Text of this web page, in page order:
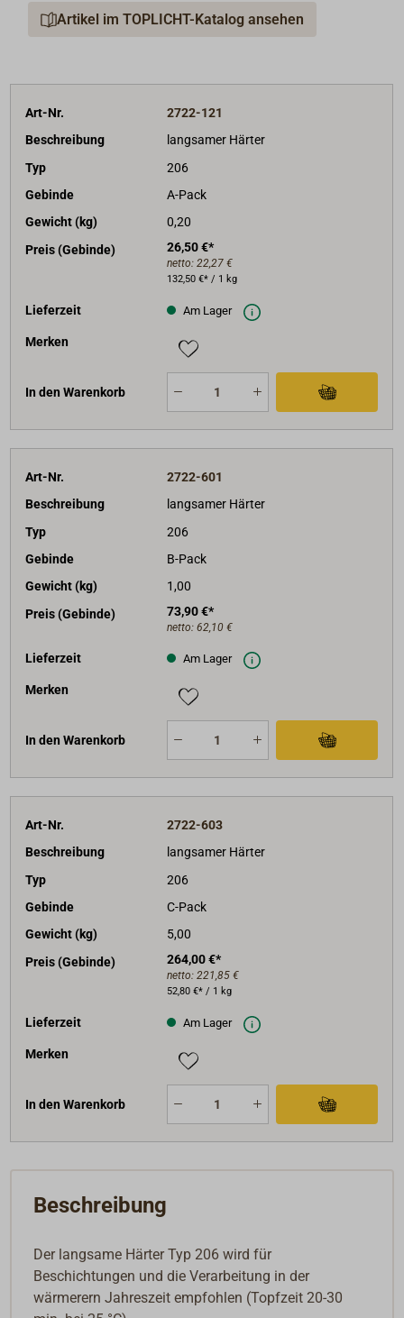
Artikel im TOPLICHT-Katalog ansehen
Art-Nr.
2722-121
Beschreibung
langsamer Härter
Typ
206
Gebinde
A-Pack
Gewicht (kg)
0,20
Preis (Gebinde)
26,50 €*
netto: 22,27 €
132,50 €* / 1 kg
Lieferzeit Am Lager
Merken
In den Warenkorb
Art-Nr.
2722-601
Beschreibung
langsamer Härter
Typ
206
Gebinde
B-Pack
Gewicht (kg)
1,00
Preis (Gebinde)
73,90 €*
netto: 62,10 €
Lieferzeit Am Lager
Merken
In den Warenkorb
Art-Nr.
2722-603
Beschreibung
langsamer Härter
Typ
206
Gebinde
C-Pack
Gewicht (kg)
5,00
Preis (Gebinde)
264,00 €*
netto: 221,85 €
52,80 €* / 1 kg
Lieferzeit Am Lager
Merken
In den Warenkorb
Beschreibung
Der langsame Härter Typ 206 wird für
Beschichtungen und die Verarbeitung in der
wärmerern Jahreszeit empfohlen (Topfzeit 20-30